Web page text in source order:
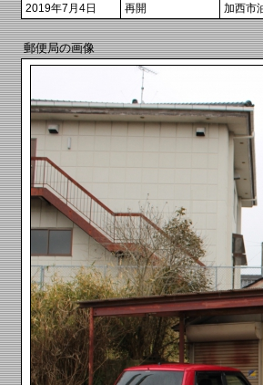
2019年7月4日
再開 加西市
郵便局の画像